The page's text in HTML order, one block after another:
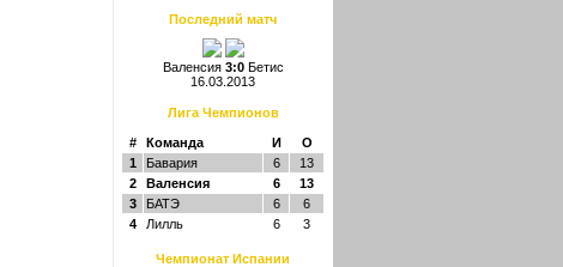
Последний матч
Валенсия3:0 Бетис
16.03.2013
Лига Чемпионов
# Команда И
О
1
Бавария 6
13
2
Валенсия 6
13
3
БАТЭ 6
6
4
Лилль 6 3
Чемпионат Испании